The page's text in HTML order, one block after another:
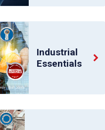
Industrial
Essentials